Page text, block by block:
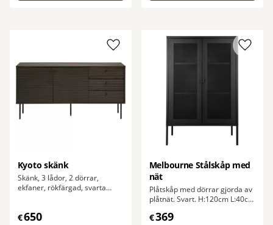
Kyoto skänk
Skänk, 3 lådor, 2 dörrar,
ekfaner, rökfärgad, svarta
€650
Lägg till i favoriter
Melbourne Stålskåp med
nät
Plåtskåp med dörrar gjorda av
plåtnät. Svart. H:120cm L:40cm
€369
Lägg